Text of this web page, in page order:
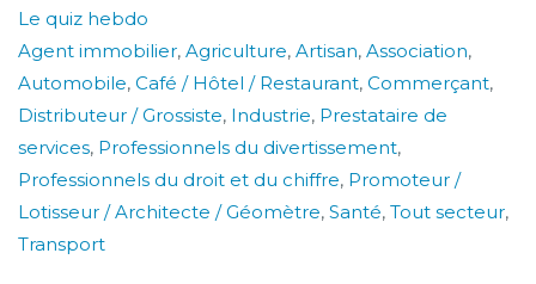
Le quiz hebdo
Agent immobilier, Agriculture, Artisan, Association,
Automobile, Café / Hôtel / Restaurant, Commerçant,
Distributeur / Grossiste, Industrie, Prestataire de
services, Professionnels du divertissement,
Professionnels du droit et du chiffre, Promoteur /
Lotisseur / Architecte / Géomètre, Santé, Tout secteur,
Transport